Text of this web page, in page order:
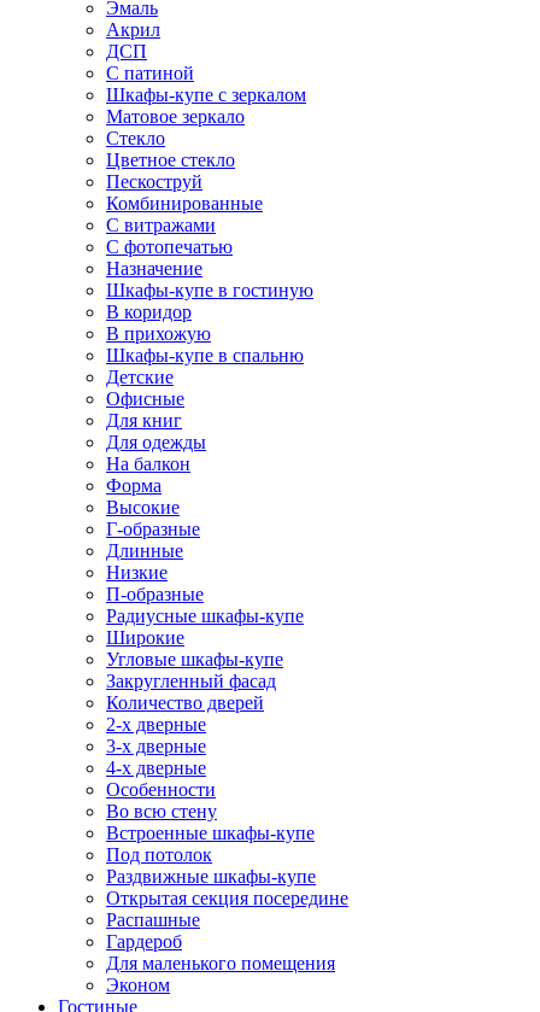
Эмаль
Акрил
ДСП
С патиной
Шкафы-купе с зеркалом
Матовое зеркало
Стекло
Цветное стекло
Пескоструй
Комбинированные
С витражами
С фотопечатью
Назначение
Шкафы-купе в гостиную
В коридор
В прихожую
Шкафы-купе в спальню
Детские
Офисные
Для книг
Для одежды
На балкон
Форма
Высокие
Г-образные
Длинные
Низкие
П-образные
Радиусные шкафы-купе
Широкие
Угловые шкафы-купе
Закругленный фасад
Количество дверей
2-х дверные
3-х дверные
4-х дверные
Особенности
Во всю стену
Встроенные шкафы-купе
Под потолок
Раздвижные шкафы-купе
Открытая секция посередине
Распашные
Гардероб
Для маленького помещения
Эконом
Гостиные